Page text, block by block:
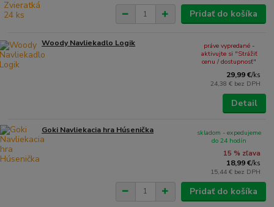
Pridať do košíka
Woody Navliekadlo Logik
29,99 €/ks
24,38 € bez DPH
práve vypredané -
aktivujte si "Strážiť
cenu / dostupnosť"
Detail
Goki Navliekacia hra Húsenička
15 % zľava
18,99 €/ks
15,44 € bez DPH
skladom - expedujeme
do 24 hodín
Pridať do košíka